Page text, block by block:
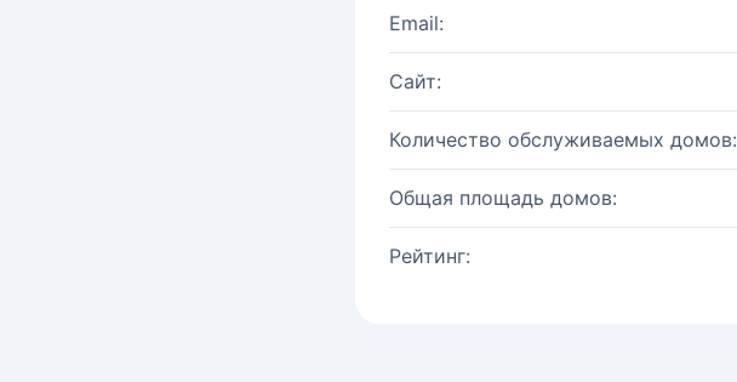
Email:
Сайт:
Количество обслуживаемых домов:
Общая площадь домов:
Рейтинг: